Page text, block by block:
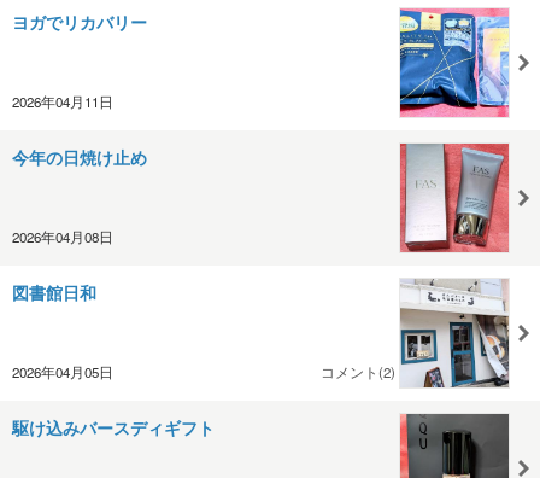
ヨガでリカバリー
2026年04月11日
今年の日焼け止め
2026年04月08日
図書館日和
2026年04月05日 コメント(2)
駆け込みバースディギフト